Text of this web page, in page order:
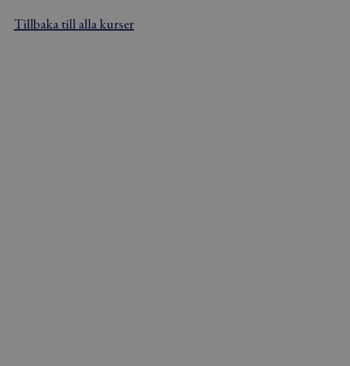
Tillbaka till alla kurser